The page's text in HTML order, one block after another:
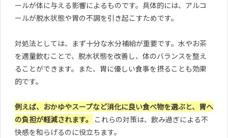
ールが体に与える影響によるものです。具体的には、アルコ
ールが脱水状態や胃の不調を引き起こすためです。
対処法としては、まず十分な水分補給が重要です。水やお茶
を適量飲むことで、脱水状態を改善し、体のバランスを整え
ることができます。また、胃に優しい食事を摂ることも効果
的です。
例えば、おかゆやスープなど消化に良い食べ物を選ぶと、胃へ
の負担が軽減されます。
これらの対策は、飲み過ぎによる不
快感を和らげるのに役立ちます。